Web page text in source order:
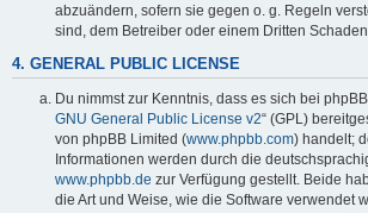
abzuändern, sofern sie gegen o. g. Regeln
sind, dem Betreiber oder einem Dritten Schaden
4. GENERAL PUBLIC LICENSE
Du nimmst zur Kenntnis, dass es sich bei
GNU General Public License v2“ (GPL)
von phpBB Limited (www.phpbb.com) handelt;
Informationen werden durch die
www.phpbb.de zur Verfügung gestellt. Beide
die Art und Weise, wie die Software verwendet